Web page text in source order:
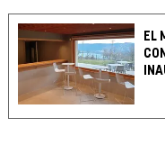
EL